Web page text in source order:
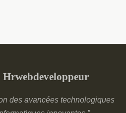
Hrwebdeveloppeur
des avancées technologiques